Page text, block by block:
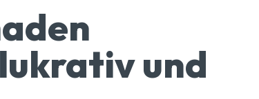
und